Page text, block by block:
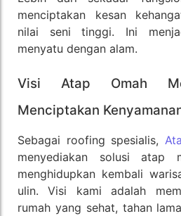
menciptakan kesan
nilai seni tinggi. Ini
menyatu dengan alam.
Visi Atap Omah
Menciptakan
Sebagai roofing spesialis,
menyediakan solusi atap
menghidupkan kembali
ulin. Visi kami adalah
rumah yang sehat, tahan